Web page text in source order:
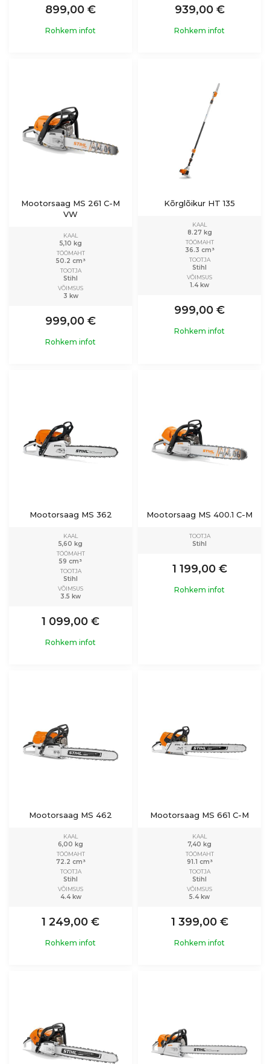
899,00 €
Rohkem infot
939,00 €
Rohkem infot
Mootorsaag MS 261 C-M
VW
KAAL
5,10 kg
TÖÖMAHT
50.2 cm³
TOOTJA
Stihl
VÕIMSUS
3 kw
999,00 €
Rohkem infot
Kõrglõikur HT 135
KAAL
8.27 kg
TÖÖMAHT
36.3 cm³
TOOTJA
Stihl
VÕIMSUS
1.4 kw
999,00 €
Rohkem infot
Mootorsaag MS 362
KAAL
5,60 kg
TÖÖMAHT
59 cm³
TOOTJA
Stihl
VÕIMSUS
3.5 kw
1 099,00 €
Rohkem infot
Mootorsaag MS 400.1 C-M
TOOTJA
Stihl
1 199,00 €
Rohkem infot
Mootorsaag MS 462
KAAL
6,00 kg
TÖÖMAHT
72.2 cm³
TOOTJA
Stihl
VÕIMSUS
4.4 kw
1 249,00 €
Rohkem infot
Mootorsaag MS 661 C-M
KAAL
7,40 kg
TÖÖMAHT
91.1 cm³
TOOTJA
Stihl
VÕIMSUS
5.4 kw
1 399,00 €
Rohkem infot